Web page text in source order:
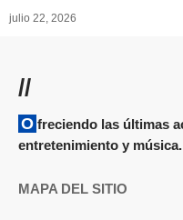
julio 22, 2026
//
Ofreciendo las últimas actualizaciones y noticias sobre
entretenimiento y música.
MAPA DEL SITIO